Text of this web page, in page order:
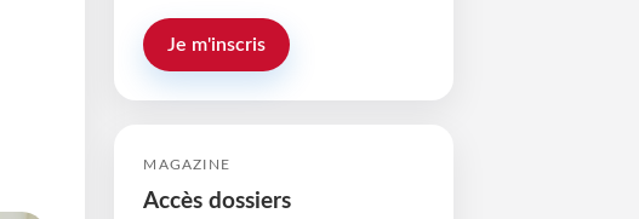
Je m'inscris
MAGAZINE
Accès dossiers